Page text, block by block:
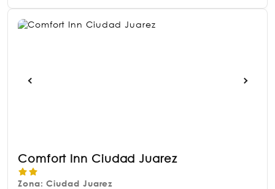
Comfort Inn Ciudad Juarez
Zona: Ciudad Juarez